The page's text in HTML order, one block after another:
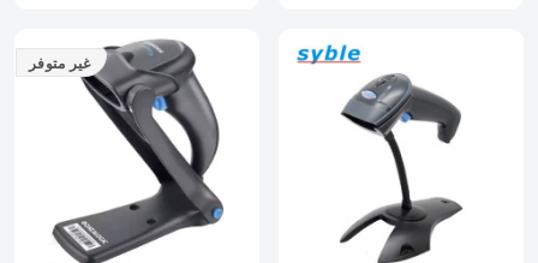
غير متوفر